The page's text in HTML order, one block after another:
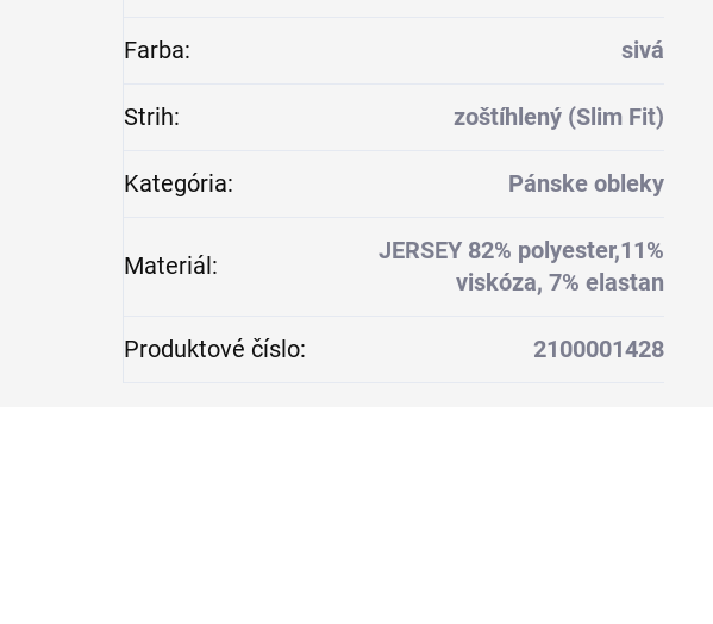
Farba: sivá
Strih: zoštíhlený (Slim Fit)
Kategória: Pánske obleky
Materiál:
JERSEY 82% polyester,11%
viskóza, 7% elastan
Produktové číslo: 2100001428